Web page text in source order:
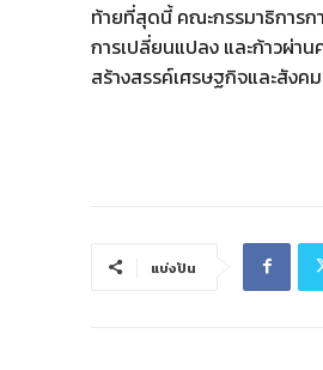
ท้ายที่สุดนี้ คณะกรรมาธิการก
การเปลี่ยนแปลง และก้าวผ่า
สร้างสรรค์เศรษฐกิจและสังค
แบ่งปัน